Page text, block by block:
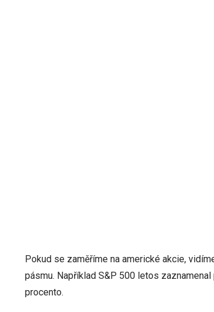
Pokud se zaměříme na americké akcie,
pásmu. Například S&P 500 letos
procento.